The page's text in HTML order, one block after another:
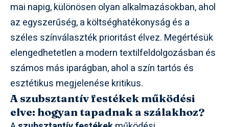
mai napig, különösen olyan alkalmazásokban, ahol
az egyszerűség, a költséghatékonyság és a
széles színválaszték prioritást élvez. Megértésük
elengedhetetlen a modern textilfeldolgozásban és
számos más iparágban, ahol a szín tartós és
esztétikus megjelenése kritikus.
A szubsztantív festékek működési
elve: hogyan tapadnak a szálakhoz?